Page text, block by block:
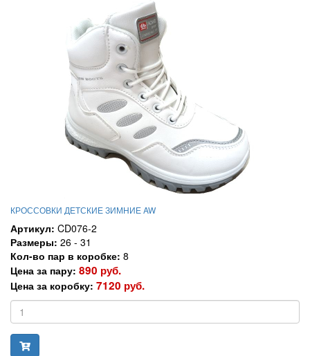
КРОССОВКИ ДЕТСКИЕ ЗИМНИЕ AW
Артикул: CD076-2
Размеры: 26 - 31
Кол-во пар в коробке: 8
Цена за пару: 890 руб.
Цена за коробку: 7120 руб.